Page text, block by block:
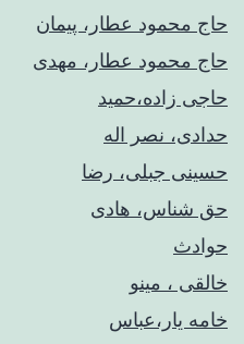
حاج محمود عطار، پیمان
حاج محمود عطار، مهدی
حاجی زاده،حمید
حدادی، نصر اله
حسینی جبلی، رضا
حق شناس، هادی
حوادث
خالقی ، مینو
خامه یار،عباس